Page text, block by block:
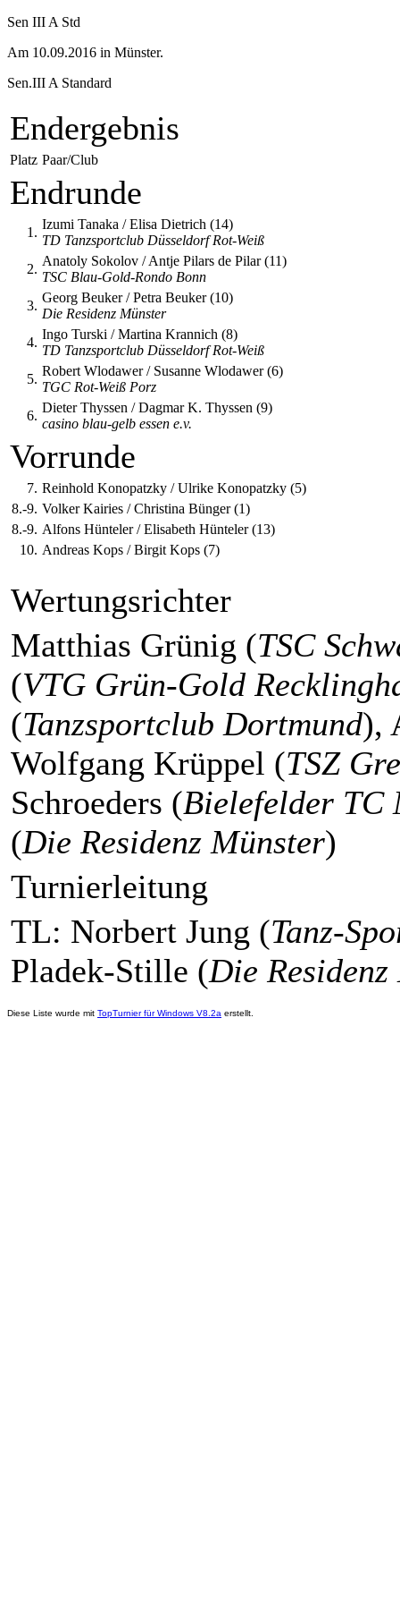
Sen III A Std
Am 10.09.2016 in Münster.
Sen.III A Standard
Endergebnis
Platz Paar/Club
Endrunde
1.
Izumi Tanaka / Elisa Dietrich (14)
TD Tanzsportclub Düsseldorf Rot-Weiß
2.
Anatoly Sokolov / Antje Pilars de Pilar (11)
TSC Blau-Gold-Rondo Bonn
3.
Georg Beuker / Petra Beuker (10)
Die Residenz Münster
4.
Ingo Turski / Martina Krannich (8)
TD Tanzsportclub Düsseldorf Rot-Weiß
5.
Robert Wlodawer / Susanne Wlodawer (6)
TGC Rot-Weiß Porz
6.
Dieter Thyssen / Dagmar K. Thyssen (9)
casino blau-gelb essen e.v.
Vorrunde
7. Reinhold Konopatzky / Ulrike Konopatzky (5)
8.-9. Volker Kairies / Christina Bünger (1)
8.-9. Alfons Hünteler / Elisabeth Hünteler (13)
10. Andreas Kops / Birgit Kops (7)
Wertungsrichter
Matthias Grünig (TSC
(VTG Grün-Gold
(Tanzsportclub Dortmund),
Wolfgang Krüppel (TSZ
Schroeders (Bielefelder TC
(Die Residenz Münster)
Turnierleitung
TL: Norbert Jung (Tanz-
Pladek-Stille (Die
Diese Liste wurde mit TopTurnier für Windows V8.2a erstellt.